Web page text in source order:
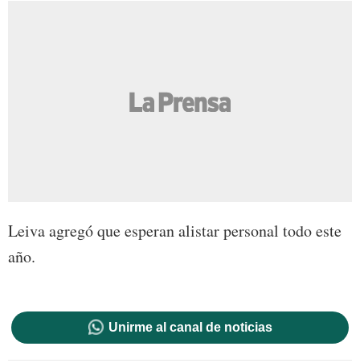
Leiva agregó que esperan alistar personal todo este
año.
Unirme al canal de noticias